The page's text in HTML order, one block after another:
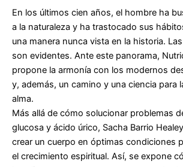
En los últimos cien años, el hombre ha
a la naturaleza y ha trastocado sus
una manera nunca vista en la historia.
son evidentes. Ante este panorama,
propone la armonía con los modernos
y, además, un camino y una ciencia para
alma.
Más allá de cómo solucionar problemas
glucosa y ácido úrico, Sacha Barrio
crear un cuerpo en óptimas condiciones
el crecimiento espiritual. Así, se expone